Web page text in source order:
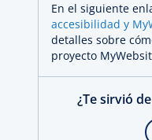
En el siguiente
accesibilidad y
detalles sobre
proyecto
¿Te sirvió